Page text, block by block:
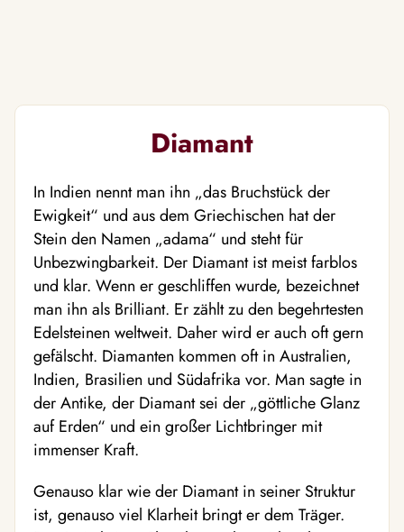
Diamant
In Indien nennt man ihn „das Bruchstück der
Ewigkeit“ und aus dem Griechischen hat der
Stein den Namen „adama“ und steht für
Unbezwingbarkeit. Der Diamant ist meist farblos
und klar. Wenn er geschliffen wurde, bezeichnet
man ihn als Brilliant. Er zählt zu den begehrtesten
Edelsteinen weltweit. Daher wird er auch oft gern
gefälscht. Diamanten kommen oft in Australien,
Indien, Brasilien und Südafrika vor. Man sagte in
der Antike, der Diamant sei der „göttliche Glanz
auf Erden“ und ein großer Lichtbringer mit
immenser Kraft.
Genauso klar wie der Diamant in seiner Struktur
ist, genauso viel Klarheit bringt er dem Träger.